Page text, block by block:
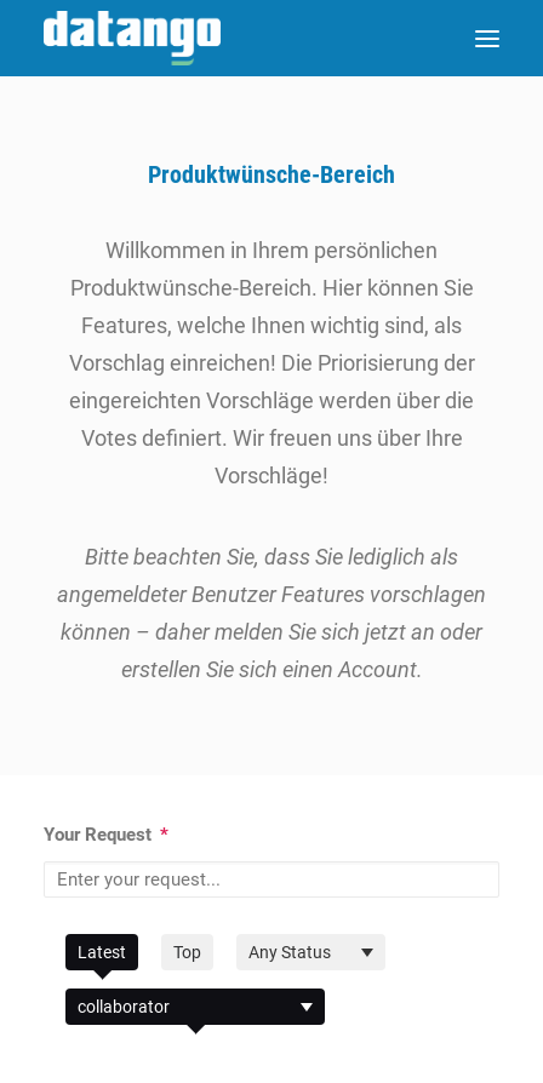
Produktwünsche-Bereich
Willkommen in Ihrem persönlichen
Produktwünsche-Bereich. Hier können Sie
Features, welche Ihnen wichtig sind, als
Vorschlag einreichen! Die Priorisierung der
eingereichten Vorschläge werden über die
Votes definiert. Wir freuen uns über Ihre
Vorschläge!
Bitte beachten Sie, dass Sie lediglich als
angemeldeter Benutzer Features vorschlagen
können – daher melden Sie sich jetzt an oder
erstellen Sie sich einen Account.
Your Request *
Latest Top
Filter
Filter